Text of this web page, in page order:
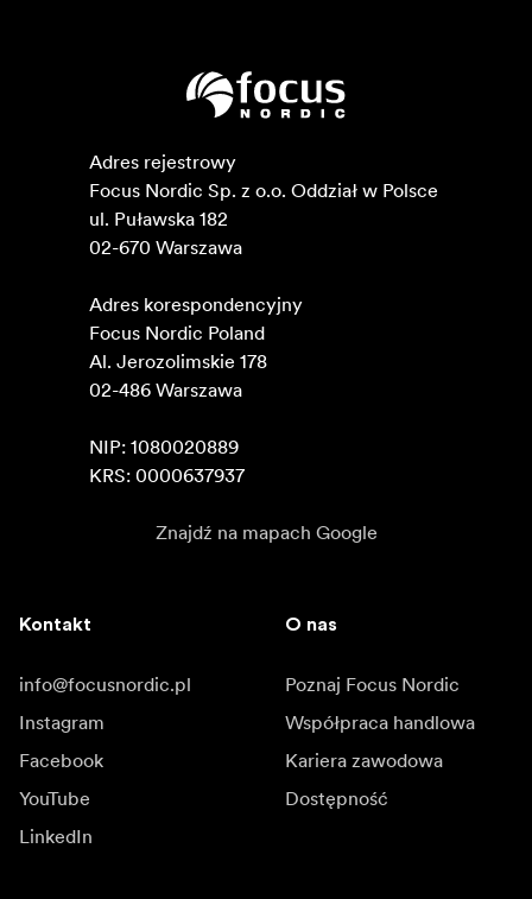
Adres rejestrowy
Focus Nordic Sp. z o.o. Oddział w Polsce
ul. Puławska 182
02-670 Warszawa
Adres korespondencyjny
Focus Nordic Poland
Al. Jerozolimskie 178
02-486 Warszawa
NIP: 1080020889
KRS: 0000637937
Znajdź na mapach Google
Kontakt
info@focusnordic.pl
Instagram
Facebook
YouTube
LinkedIn
O nas
Poznaj Focus Nordic
Współpraca handlowa
Kariera zawodowa
Dostępność